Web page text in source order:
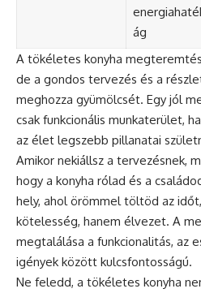
ág
A tökéletes konyha
de a gondos tervezés és a
meghozza gyümölcsét. Egy jól
csak funkcionális munkaterület,
az élet legszebb pillanatai
Amikor nekiállsz a tervezésnek,
hogy a konyha rólad és a
hely, ahol örömmel töltöd az
kötelesség, hanem élvezet. A
megtalálása a funkcionalitás, az
igények között kulcsfontosságú.
Ne feledd, a tökéletes konyha